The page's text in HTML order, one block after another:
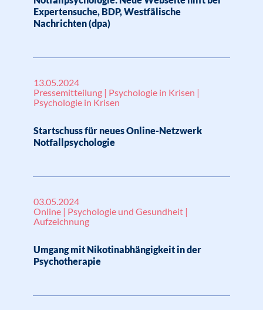
Expertensuche, BDP, Westfälische
Nachrichten (dpa)
13.05.2024
Pressemitteilung | Psychologie in Krisen |
Psychologie in Krisen
Startschuss für neues Online-Netzwerk
Notfallpsychologie
03.05.2024
Online | Psychologie und Gesundheit |
Aufzeichnung
Umgang mit Nikotinabhängigkeit in der
Psychotherapie